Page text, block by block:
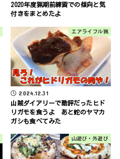
2020年度猟期前練習での傾向と気
付きをまとめたよ
エアライフル猟
2024.12.31
山賊ダイアリーで酷評だったヒド
リガモを食うよ あと蛇のヤマカ
ガシも食べてみた
山遊び・外遊び